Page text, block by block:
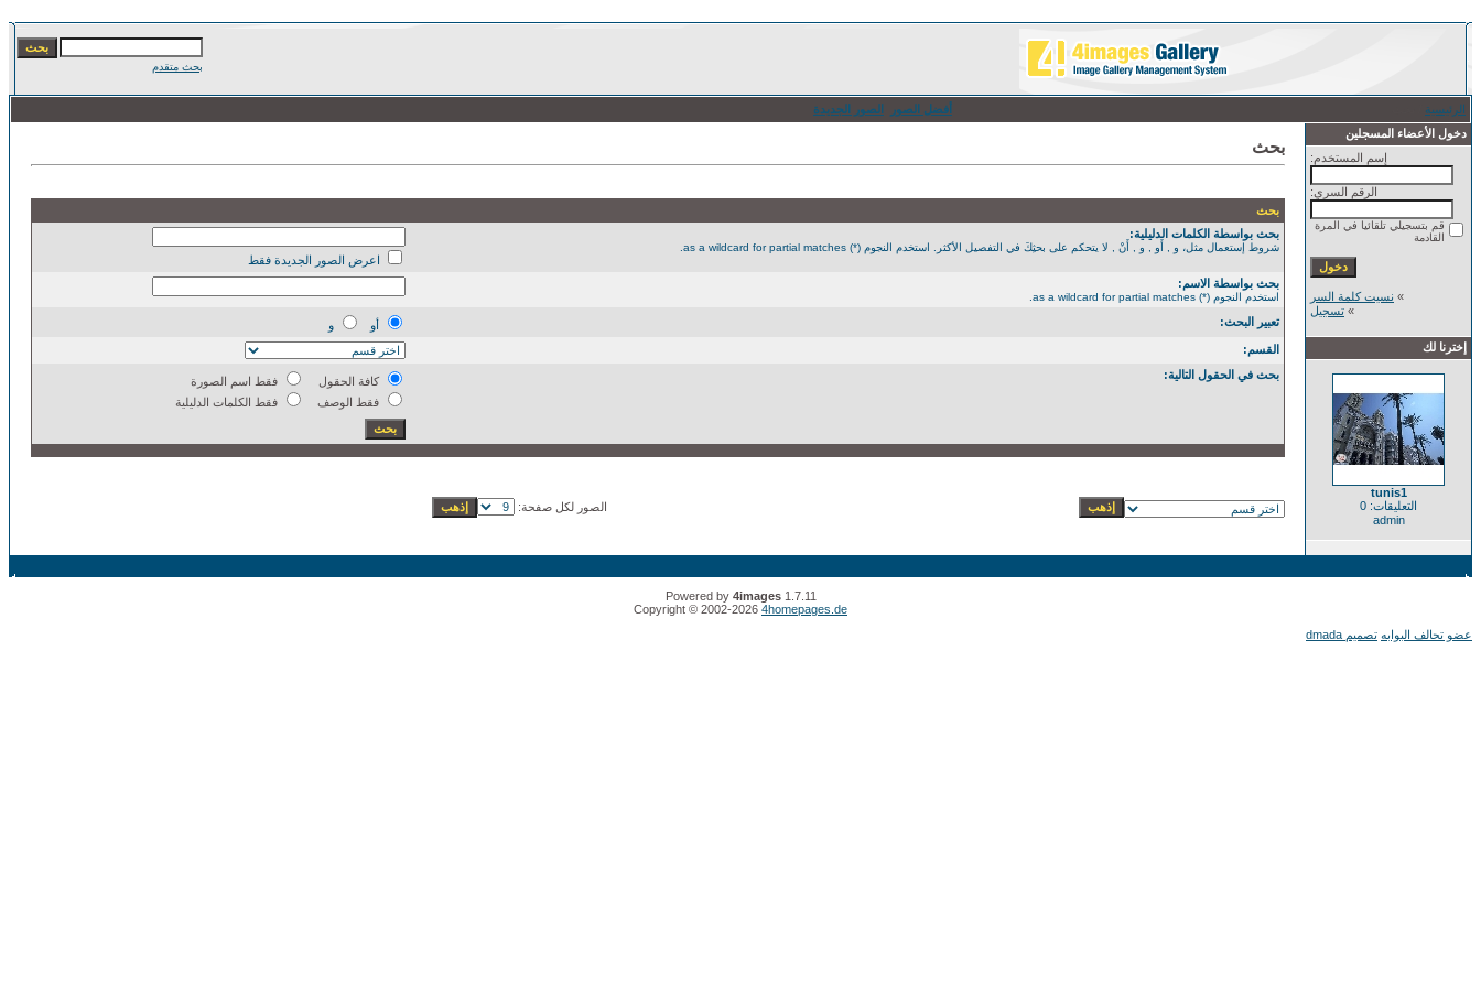
بحث متقدم
الرئيسية أفضل الصور
الصور الجديدة
دخول الأعضاء المسجلين
إسم المستخدم:
الرقم السري:
قم بتسجيلي تلقائيا في المرة
القادمة
» نسيت كلمة السر
» تسجيل
إخترنا لك
tunis1
التعليقات: 0
admin
بحث
بحث
بحث بواسطة الكلمات الدليلية:
شروط إستعمال مثل، و , أَو , و , أَنْ , لا يتحكم على بحثِكَ في التفصيل الأكثر. استخدم النجوم (*) as a wildcard for partial matches.
اعرض الصور الجديدة فقط
بحث بواسطة الاسم:
استخدم النجوم (*) as a wildcard for partial matches.
تعبير البحث: أو
و
القسم:
بحث في الحقول التالية:
كافة الحقول
فقط اسم الصورة
فقط الوصف
فقط الكلمات الدليلية
الصور لكل صفحة:
Powered by 4images1.7.11
Copyright © 2002-2026 4homepages.de
عضو تحالف البوابه تصميم dmada